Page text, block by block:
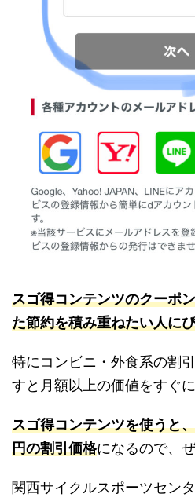
スゴ得コンテンツのクーポ
た節約を積み重ねたい人に
特にコンビニ・外食系の割
すと月額以上の価値をすぐ
スゴ得コンテンツを使うと
円の割引価格になるので、
関西サイクルスポーツセン